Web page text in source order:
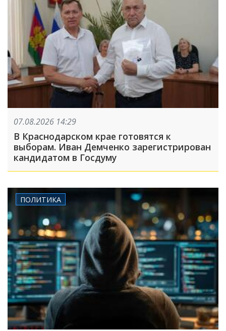
07.08.2026 14:29
В Краснодарском крае готовятся к
выборам. Иван Демченко зарегистрирован
кандидатом в Госдуму
ПОЛИТИКА